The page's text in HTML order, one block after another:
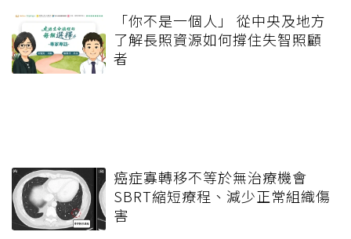
「你不是一個人」 從中央及地方
了解長照資源如何撐住失智照顧
者
癌症寡轉移不等於無治療機會
SBRT縮短療程、減少正常組織傷
害